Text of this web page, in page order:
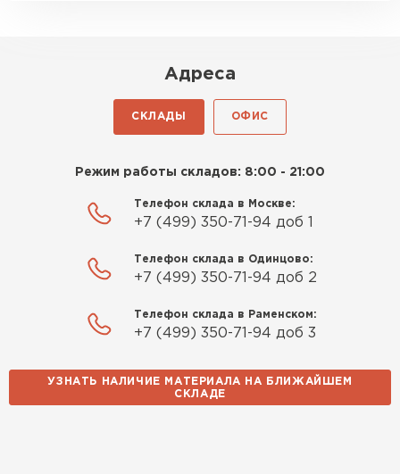
Адреса
СКЛАДЫ ОФИС
Режим работы складов: 8:00 - 21:00
Телефон склада в Москве:
+7 (499) 350-71-94 доб 1
Телефон склада в Одинцово:
+7 (499) 350-71-94 доб 2
Телефон склада в Раменском:
+7 (499) 350-71-94 доб 3
УЗНАТЬ НАЛИЧИЕ МАТЕРИАЛА НА БЛИЖАЙШЕМ
СКЛАДЕ